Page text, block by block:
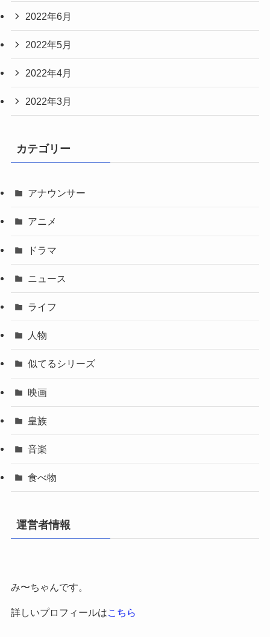
2022年6月
2022年5月
2022年4月
2022年3月
カテゴリー
アナウンサー
アニメ
ドラマ
ニュース
ライフ
人物
似てるシリーズ
映画
皇族
音楽
食べ物
運営者情報
み〜ちゃんです。
詳しいプロフィールは こちら